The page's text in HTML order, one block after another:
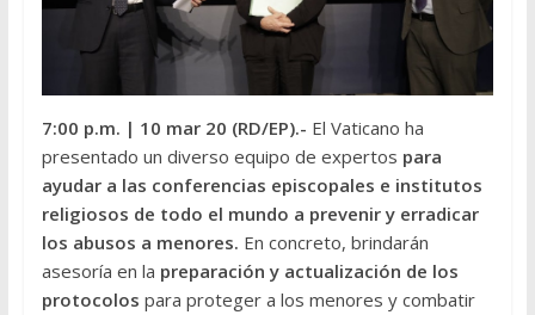
7:00 p.m. | 10 mar 20 (RD/EP).- El Vaticano ha
presentado un diverso equipo de expertos para
ayudar a las conferencias episcopales e institutos
religiosos de todo el mundo a prevenir y erradicar
los abusos a menores. En concreto, brindarán
asesoría en la preparación y actualización de los
protocolos para proteger a los menores y combatir